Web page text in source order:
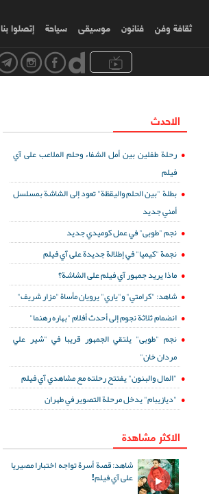
ثقافة وفن فنانون موسیقی سياحة إتصلوا بنا
الاحدث
رحلة طفلين بين أمل الشفاء وحلم الملاعب على آي
فيلم
بطلة "بين الحلم واليقظة" تعود إلى الشاشة بمسلسل
أمني جديد
نجم "طوبى" في عمل كوميدي جديد
نجمة "كيميا" في إطلالة جديدة على آي فيلم
ماذا يريد جمهور آي فيلم على الشاشة؟
شاهد: "كرامتي" و"ياري" يرويان مأساة "مزار شريف"
انضمام ثلاثة نجوم إلى أحدث أفلام "بهاره رهنما"
نجم "طوبى" يلتقي الجمهور قريبا في "شير علي
مردان خان"
"المال والبنون" يفتتح رحلته مع مشاهدي آي فيلم
"ديازيبام" يدخل مرحلة التصوير في طهران
الاكثر مشاهدة
شاهد: قصة أسرة تواجه اختبارا مصيريا
على آي فيلم!